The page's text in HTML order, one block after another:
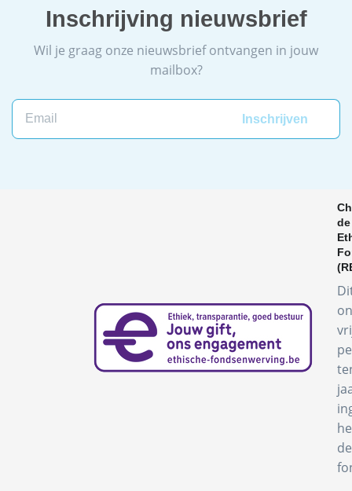
Inschrijving nieuwsbrief
Wil je graag onze nieuwsbrief ontvangen in jouw
mailbox?
Email